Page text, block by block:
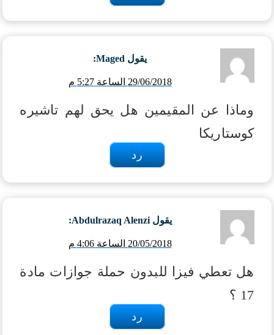
يقول Maged
:
29/06/2018 الساعة 5:27 م
وماذا عن المقيمين هل يحق لهم تاشيره
كوستاريكا
رد
يقول Abdulrazaq Alenzi
:
20/05/2018 الساعة 4:06 م
هل تعطي فيزا للبدون حملة جوازات مادة
17 ؟
رد